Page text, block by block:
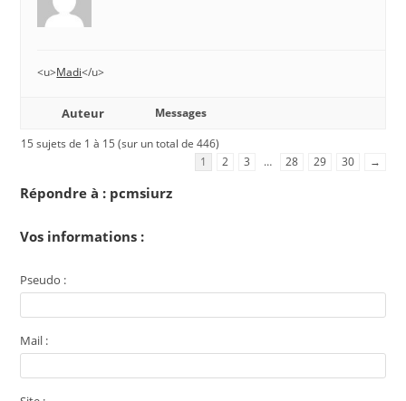
<u>Madi</u>
Auteur
Messages
15 sujets de 1 à 15 (sur un total de 446)
1
2 3 … 28 29 30 →
Répondre à : pcmsiurz
Vos informations :
Pseudo :
Mail :